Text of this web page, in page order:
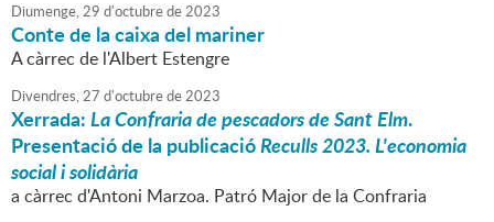
Diumenge,29 d'octubrede2023
Conte de la caixa del mariner
A càrrec de l'Albert Estengre
Divendres,27 d'octubrede2023
Xerrada:La Confraria de pescadors de Sant Elm.
Presentació de la publicacióReculls 2023. L'economia
social i solidària
a càrrec d'Antoni Marzoa. Patró Major de la Confraria